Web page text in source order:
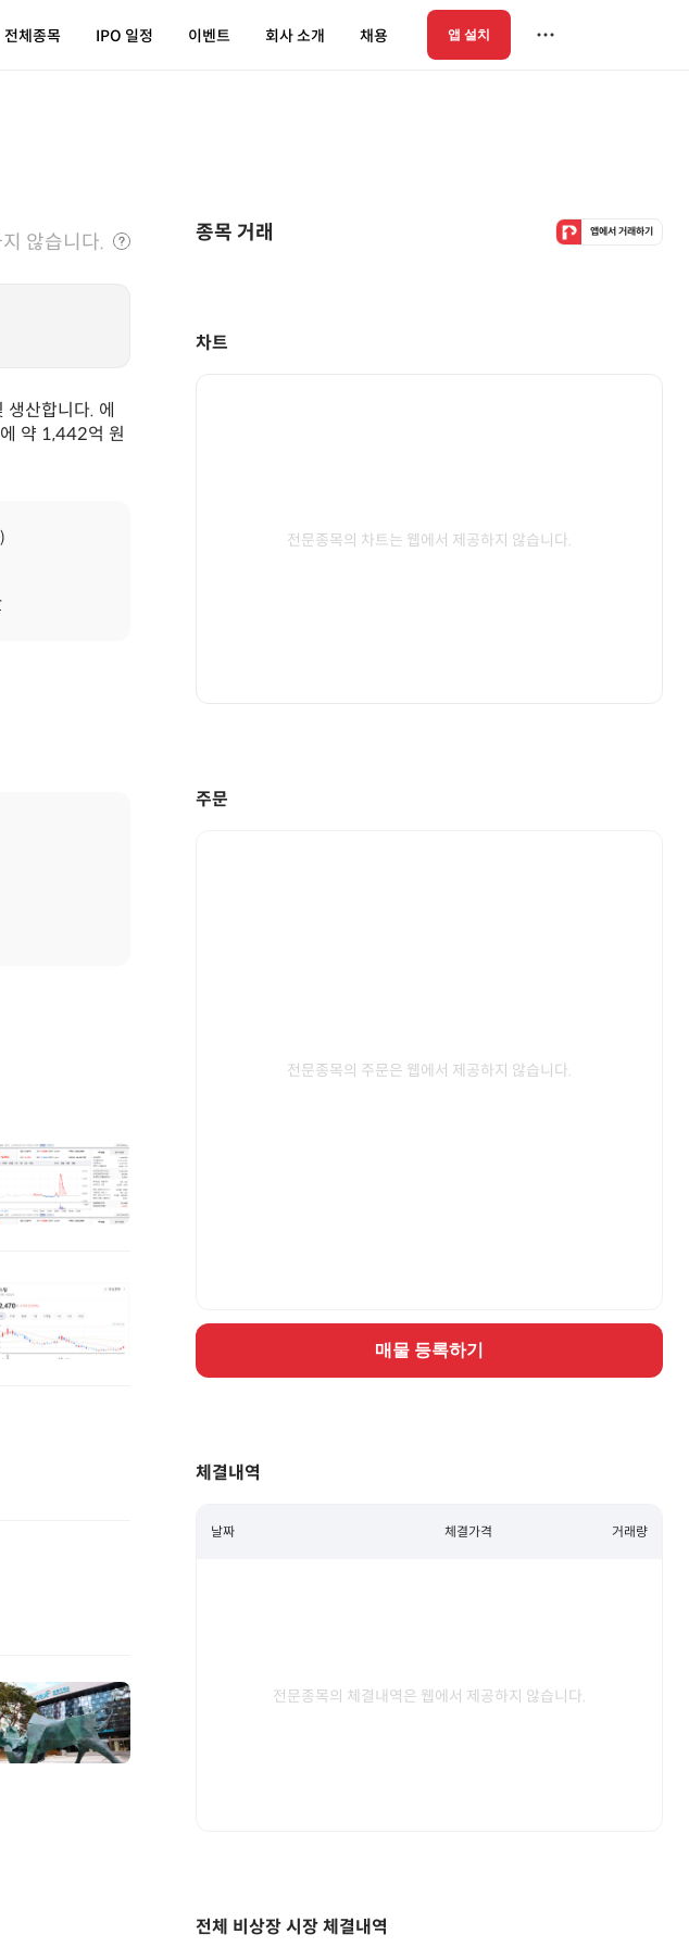
전체종목 IPO 일정 이벤트 회사 소개 채용 앱 설치
않습니다.
산합니다. 에
약 1,442억 원
종목 거래 앱에서 거래하기
차트
전문종목의 차트는 웹에서 제공하지 않습니다.
주문
전문종목의 주문은 웹에서 제공하지 않습니다.
매물 등록하기
체결내역
날짜 체결가격 거래량
전문종목의 체결내역은 웹에서 제공하지 않습니다.
전체 비상장 시장 체결내역